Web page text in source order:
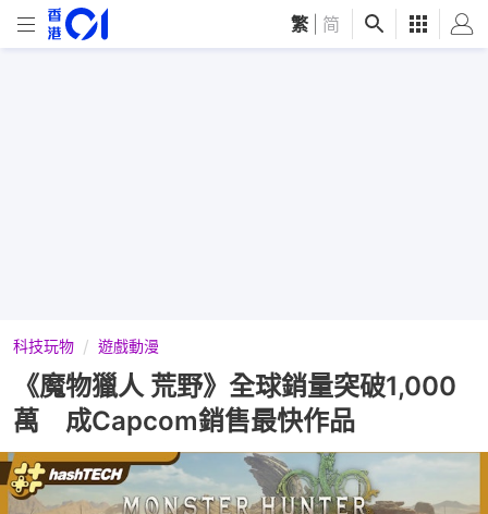
繁 简
科技玩物 遊戲動漫
《魔物獵人 荒野》全球銷量突破1,000
萬 成Capcom銷售最快作品